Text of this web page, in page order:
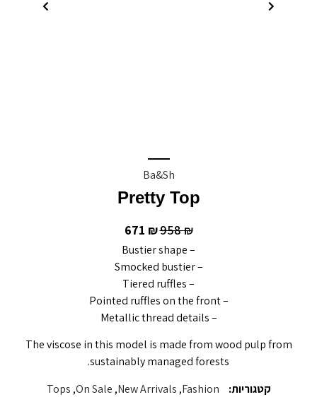
Ba&sh
Pretty Top
958₪
671 ₪
– Bustier shape
– Smocked bustier
– Tiered ruffles
– Pointed ruffles on the front
– Metallic thread details
The viscose in this model is made from wood pulp from
sustainably managed forests.
קטגוריות:
Fashion
,
New Arrivals
,
On Sale
,
Tops